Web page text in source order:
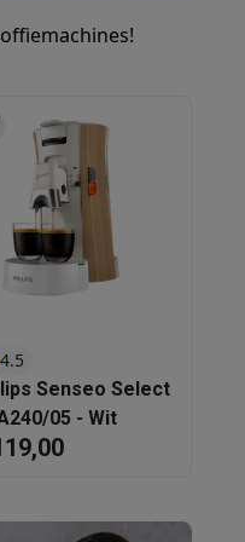
4.5
Senseo Select
05 - Wit